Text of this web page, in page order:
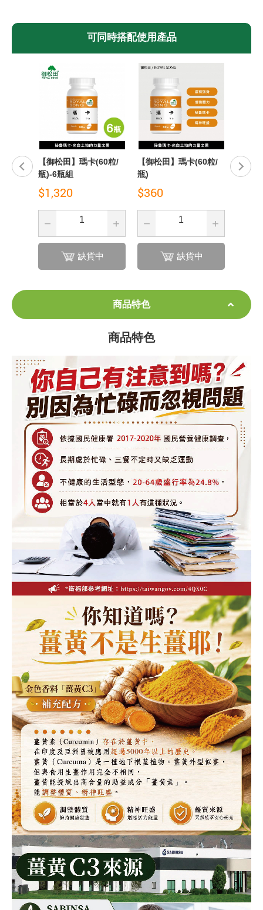
可同時搭配使用產品
田】瑪卡(60粒/
【御松田】瑪卡(60粒/
【御松田】瑪卡(60粒/
商品特色
商品特色